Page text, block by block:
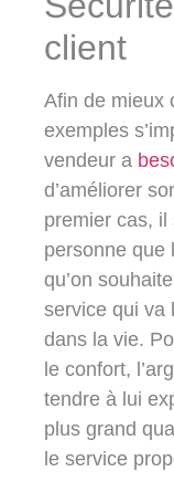
client
Afin de mieux
exemples
vendeur a
d’améliorer
premier cas, il
personne que
qu’on
service qui va
dans la vie.
le confort,
tendre à lui
plus grand
le service